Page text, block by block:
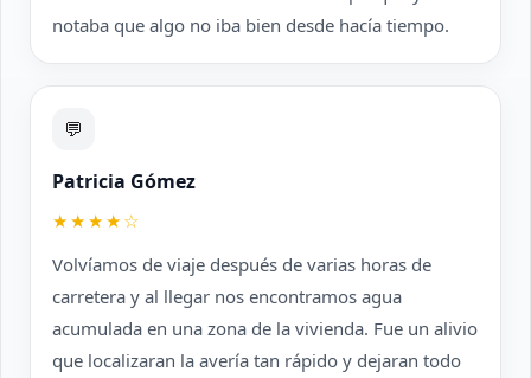
notaba que algo no iba bien desde hacía tiempo.
💬
Patricia Gómez
★★★★☆
Volvíamos de viaje después de varias horas de
carretera y al llegar nos encontramos agua
acumulada en una zona de la vivienda. Fue un alivio
que localizaran la avería tan rápido y dejaran todo